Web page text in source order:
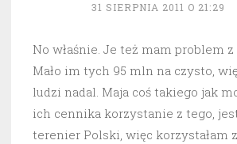
31 SIERPNIA 2011 O 21:29
No właśnie. Je też mam problem
Mało im tych 95 mln na czysto,
ludzi nadal. Maja coś takiego jak
ich cennika korzystanie z tego,
terenier Polski, więc korzystałam